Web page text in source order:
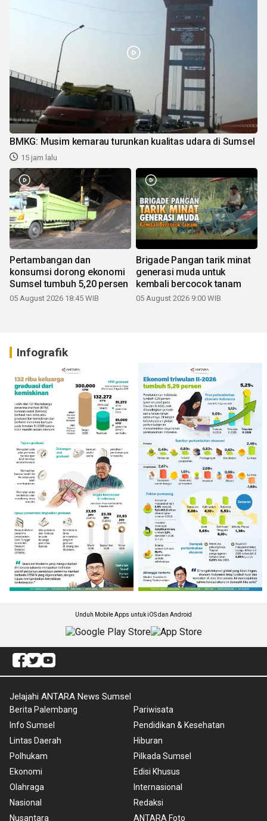
BMKG: Musim kemarau turunkan kualitas udara di Sumsel
15 jam lalu
Pertambangan dan
konsumsi dorong ekonomi
Sumsel tumbuh 5,20 persen
05 August 2026 18:45 WIB
Brigade Pangan tarik minat
generasi muda untuk
kembali bercocok tanam
05 August 2026 9:00 WIB
Infografik
Unduh Mobile Apps untuk iOS dan Android
Jelajahi ANTARA News Sumsel
Berita Palembang
Info Sumsel
Lintas Daerah
Polhukam
Ekonomi
Olahraga
Nasional
Nusantara
Pariwisata
Pendidikan & Kesehatan
Hiburan
Pilkada Sumsel
Edisi Khusus
Internasional
Redaksi
ANTARA Foto